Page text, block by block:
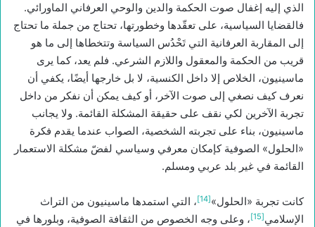
الذي إليه إغفال صوت الحكمة والدين والوحي العرفاني الماورائي.
فالقضايا السياسية، على تعقّدها وخطورتها، تحتاج من جملة ما تحتاج
إلى المقاربة العرفانية التي تَحْدُس السياسة وتتخطاها إلى ما هو
قريب من الحكمة والمعقول واللازم الشرعي. فلم يعد، كما يرى
ماسينيون، الخلاص إلا داخل الكنسية، لا بل خارجها أيضًا، يكفي أن
نعرف كيف نصغي إلى صوت الآخر، أو كيف يمكن أن نفكر من داخل
تجربة الآخرين لكي نقف على حقيقة المشكلة القائمة. ولا يجانب
ماسينيون، بناء على تجربته الشخصية، الصواب عندما يقدم فكرة
«الحلول» الصوفية كإمكان معرفي وسياسي لفضّ مشكلة الاستعمار
القائمة في غير بلد عربي ومسلم.
كانت تجربة «الحلول»[14]
، التي استمدها ماسينيون من التراث
الإسلامي[15]
، وعلى وجه الخصوص من الثقافة الصوفية، وبلورها في